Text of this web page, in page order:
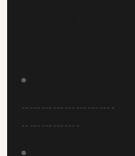
------------------------
---------------